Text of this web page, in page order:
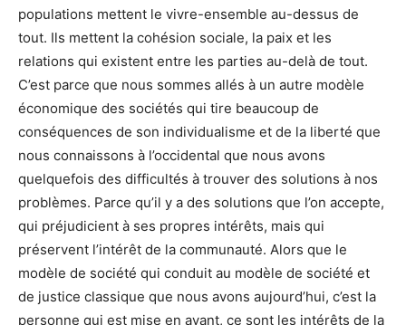
populations mettent le vivre-ensemble au-dessus de
tout. Ils mettent la cohésion sociale, la paix et les
relations qui existent entre les parties au-delà de tout.
C’est parce que nous sommes allés à un autre modèle
économique des sociétés qui tire beaucoup de
conséquences de son individualisme et de la liberté que
nous connaissons à l’occidental que nous avons
quelquefois des difficultés à trouver des solutions à nos
problèmes. Parce qu’il y a des solutions que l’on accepte,
qui préjudicient à ses propres intérêts, mais qui
préservent l’intérêt de la communauté. Alors que le
modèle de société qui conduit au modèle de société et
de justice classique que nous avons aujourd’hui, c’est la
personne qui est mise en avant, ce sont les intérêts de la